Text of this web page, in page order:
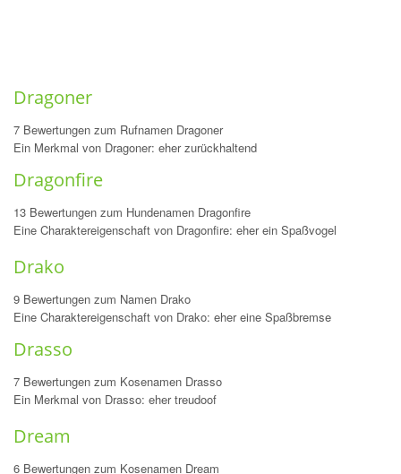
Dragoner
7 Bewertungen zum Rufnamen Dragoner
Ein Merkmal von Dragoner: eher zurückhaltend
Dragonfire
13 Bewertungen zum Hundenamen Dragonfire
Eine Charaktereigenschaft von Dragonfire: eher ein Spaßvogel
Drako
9 Bewertungen zum Namen Drako
Eine Charaktereigenschaft von Drako: eher eine Spaßbremse
Drasso
7 Bewertungen zum Kosenamen Drasso
Ein Merkmal von Drasso: eher treudoof
Dream
6 Bewertungen zum Kosenamen Dream